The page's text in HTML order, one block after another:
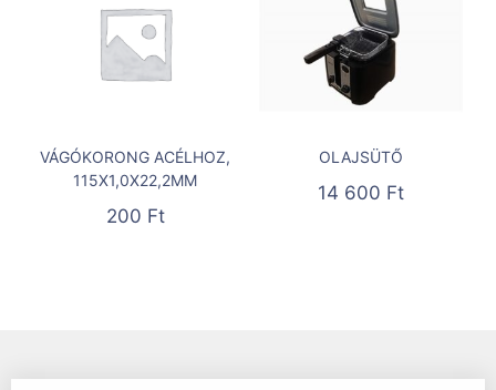
VÁGÓKORONG ACÉLHOZ,
115X1,0X22,2MM
200 Ft
OLAJSÜTŐ
14 600 Ft